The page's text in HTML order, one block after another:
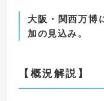
大阪・関西万博
加の見込み。
【 概況解説 】